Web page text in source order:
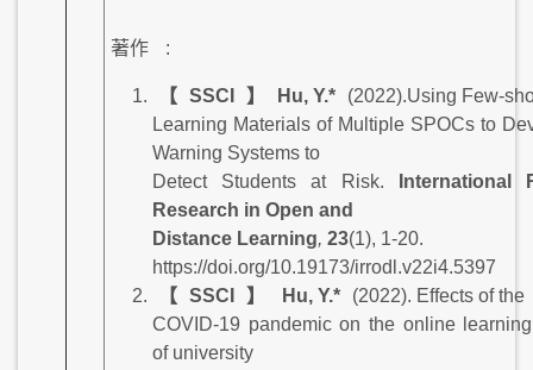
著作 :
【 SSCI 】 Hu, Y.*
(2022).Using Few-
Learning Materials of Multiple SPOCs to
Warning Systems to
Detect Students at Risk.
International
Research in Open and
Distance Learning, 23(1), 1-20.
https://doi.org/10.19173/irrodl.v22i4.5397
【
SSCI 】 Hu, Y.*
(2022). Effects of the
COVID-19 pandemic on the online
of university